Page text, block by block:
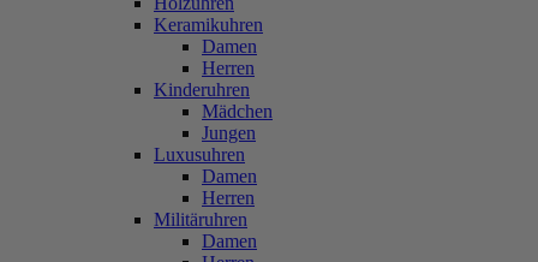
Keramikuhren
Damen
Herren
Kinderuhren
Mädchen
Jungen
Luxusuhren
Damen
Herren
Militäruhren
Damen